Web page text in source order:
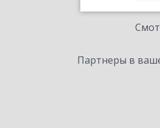
Партнеры в